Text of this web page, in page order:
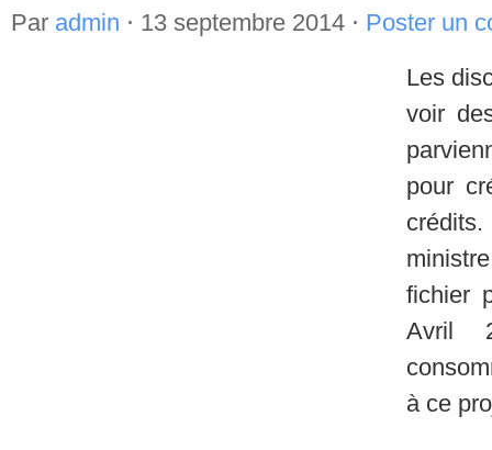
Par admin ⋅ 13 septembre 2014 ⋅ Poster un
Les
voir
pour
fichier
Avril
à ce